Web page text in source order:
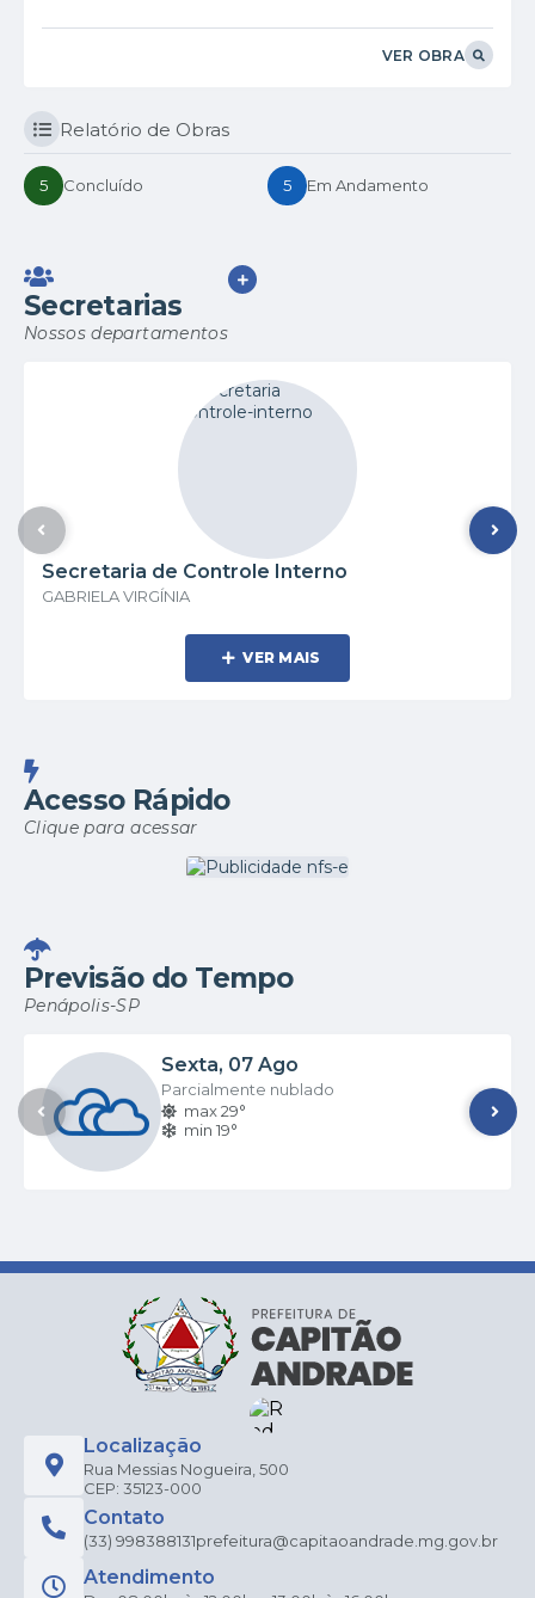
VER OBRA
Relatório de Obras
5 Concluído 5 Em Andamento
Secretarias
Nossos departamentos
Secretaria de Controle Interno
GABRIELA VIRGÍNIA
VER MAIS
Acesso Rápido
Clique para acessar
Previsão do Tempo
Penápolis-SP
Sexta 07 Ago
Parcialmente nublado
max 29°
min 19°
Localização
Rua Messias Nogueira, 500
CEP: 35123-000
Contato
(33) 998388131prefeitura@capitaoandrade.mg.gov.br
Atendimento